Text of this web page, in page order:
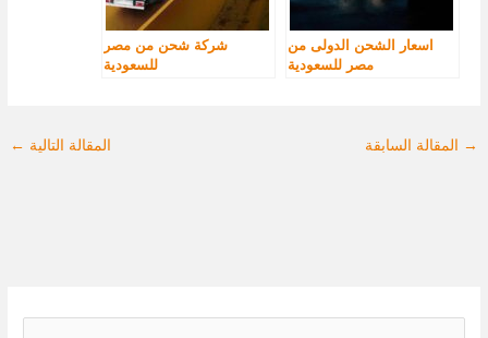
اسعار الشحن الدولى من
مصر للسعودية
شركة شحن من مصر
للسعودية
→ المقالة السابقة المقالة التالية ←